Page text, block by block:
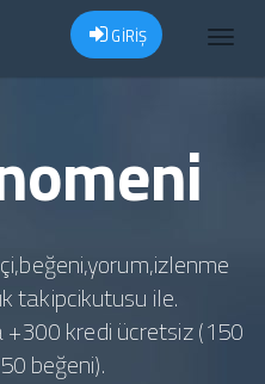
GİRİŞ
takipcikutusu ile.
+300 kredi ücretsiz (150
beğeni).